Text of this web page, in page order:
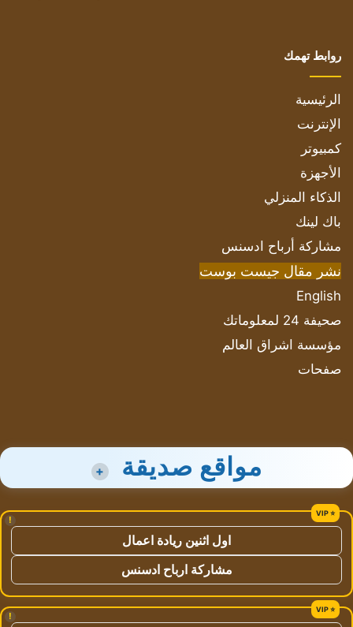
روابط تهمك
الرئيسية
الإنترنت
كمبيوتر
الأجهزة
الذكاء المنزلي
باك لينك
مشاركة أرباح ادسنس
نشر مقال جيست بوست
English
صحيفة 24 لمعلوماتك
مؤسسة اشراق العالم
صفحات
مواقع صديقة +
!
اول اثنين ريادة اعمال
مشاركة ارباح ادسنس
!